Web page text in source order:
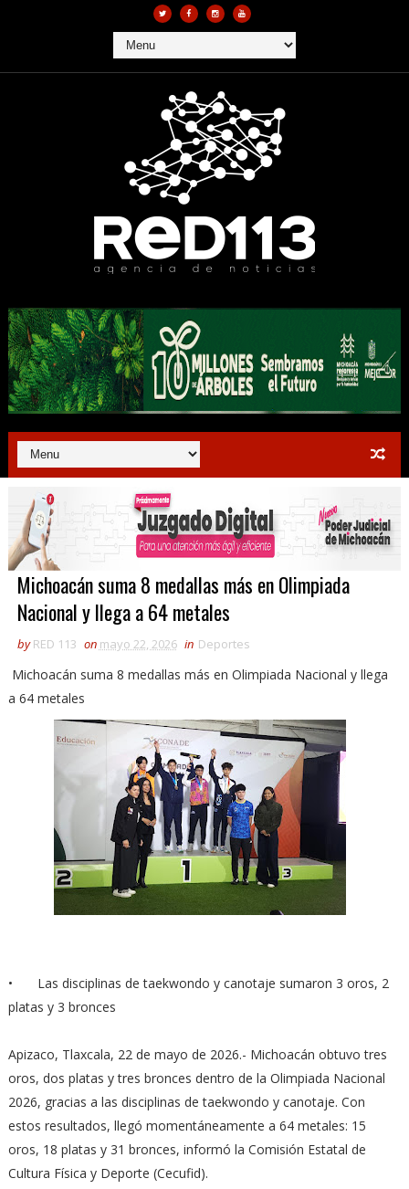
Michoacán suma 8 medallas más en Olimpiada
Nacional y llega a 64 metales
by RED 113 on mayo 22, 2026 in Deportes
Michoacán suma 8 medallas más en Olimpiada Nacional y llega
a 64 metales
•
Las disciplinas de taekwondo y canotaje sumaron 3 oros, 2
platas y 3 bronces
Apizaco, Tlaxcala, 22 de mayo de 2026.- Michoacán obtuvo tres
oros, dos platas y tres bronces dentro de la Olimpiada Nacional
2026, gracias a las disciplinas de taekwondo y canotaje. Con
estos resultados, llegó momentáneamente a 64 metales: 15
oros, 18 platas y 31 bronces, informó la Comisión Estatal de
Cultura Física y Deporte (Cecufid).